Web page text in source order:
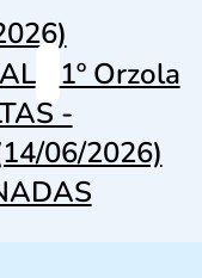
1º Orzola
-
06/2026)